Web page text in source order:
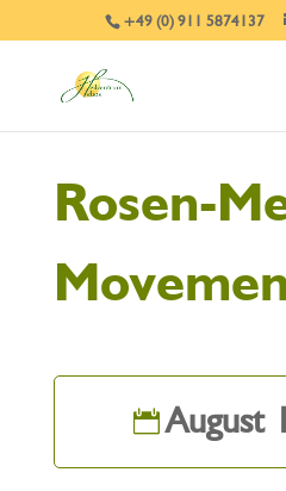
+49 (0) 911 5874137
Rosen-
August